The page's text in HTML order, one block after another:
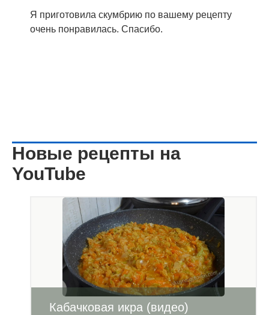
Я приготовила скумбрию по вашему рецепту
очень понравилась. Спасибо.
Новые рецепты на
YouTube
Кабачковая икра (видео)